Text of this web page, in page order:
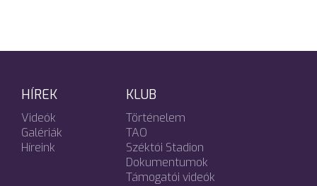
HÍREK
Videók
Galériák
Híreink
KLUB
Történelem
TAO
Széktói Stadion
Dokumentumok
Támogatói videók